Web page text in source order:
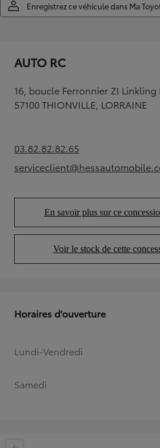
Enregistrez ce véhicule dans Ma
AUTO RC
16, boucle Ferronnier ZI Linkling
57100 THIONVILLE, LORRAINE
03.82.82.82.65(Opens in new tab)
(Opens in new
En savoir plus sur ce
(Opens in
Voir le stock de cette
(Opens in
Horaires d'ouverture
Lundi-Vendredi
Samedi